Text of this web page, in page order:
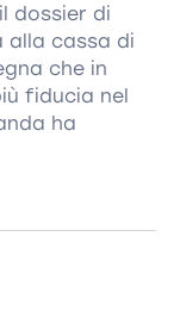
dossier di
alla cassa di
che in
fiducia nel
ha